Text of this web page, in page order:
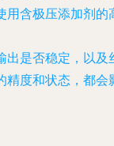
用含极压添加剂的
出是否稳定，以及
精度和状态，都会